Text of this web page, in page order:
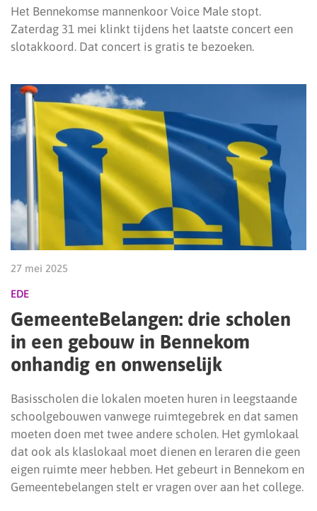
Het Bennekomse mannenkoor Voice Male stopt.
Zaterdag 31 mei klinkt tijdens het laatste concert een
slotakkoord. Dat concert is gratis te bezoeken.
27 mei 2025
EDE
GemeenteBelangen: drie scholen
in een gebouw in Bennekom
onhandig en onwenselijk
Basisscholen die lokalen moeten huren in leegstaande
schoolgebouwen vanwege ruimtegebrek en dat samen
moeten doen met twee andere scholen. Het gymlokaal
dat ook als klaslokaal moet dienen en leraren die geen
eigen ruimte meer hebben. Het gebeurt in Bennekom en
Gemeentebelangen stelt er vragen over aan het college.